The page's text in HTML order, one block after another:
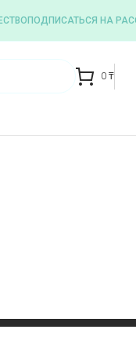
ПОДПИСАТЬСЯ НА
0 ₸